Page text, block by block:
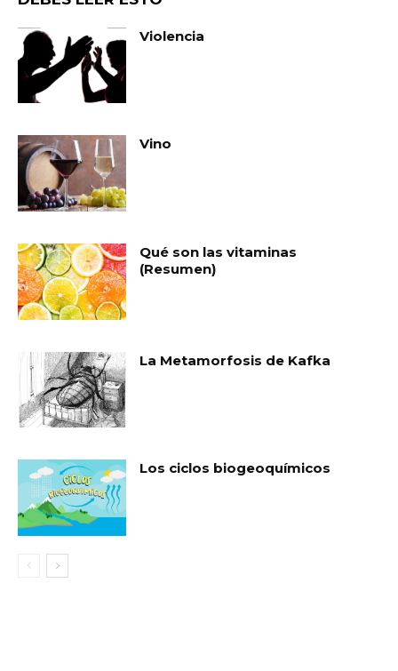
Violencia
Vino
Qué son las vitaminas
(Resumen)
La Metamorfosis de Kafka
Los ciclos biogeoquímicos